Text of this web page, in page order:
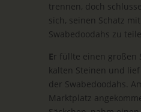
trennen, doch
sich, seinen Schatz
Swabedoodahs zu
Er füllte einen großen
kalten Steinen und
der Swabedoodahs.
Marktplatz